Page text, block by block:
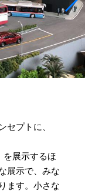
セプトに、
を展示するほ
展示で、みな
ます。小さな